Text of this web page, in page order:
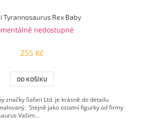
Tyrannosaurus Rex Baby
nedostupné
255 Kč
DO KOŠÍKU
značky Safari Ltd. je krásně do detailu
Stejně jako ostatní figurky od firmy
Vašim...